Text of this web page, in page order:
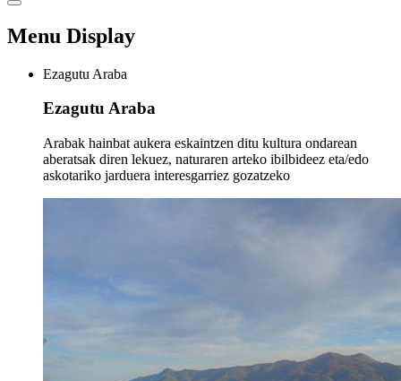
Menu Display
Ezagutu Araba
Ezagutu Araba
Arabak hainbat aukera eskaintzen ditu kultura ondarean
aberatsak diren lekuez, naturaren arteko ibilbideez eta/edo
askotariko jarduera interesgarriez gozatzeko